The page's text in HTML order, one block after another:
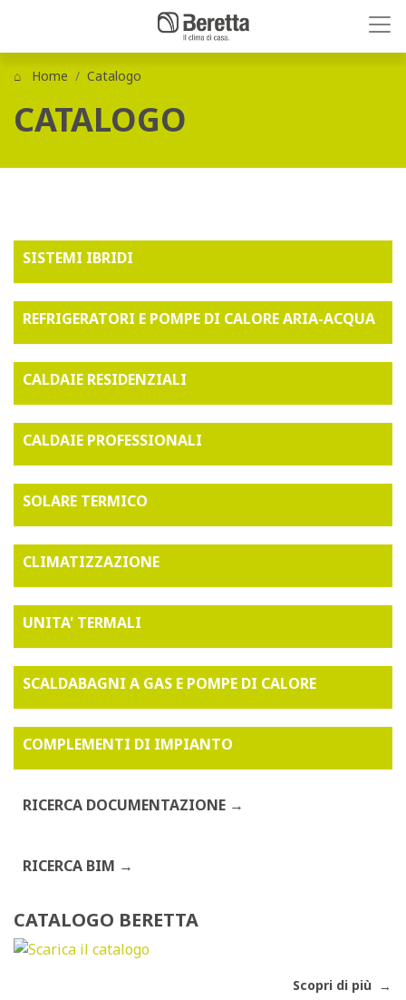
Home Catalogo
CATALOGO
SISTEMI IBRIDI
REFRIGERATORI E POMPE DI CALORE ARIA-ACQUA
CALDAIE RESIDENZIALI
CALDAIE PROFESSIONALI
SOLARE TERMICO
CLIMATIZZAZIONE
UNITA' TERMALI
SCALDABAGNI A GAS E POMPE DI CALORE
COMPLEMENTI DI IMPIANTO
RICERCA DOCUMENTAZIONE
RICERCA BIM
CATALOGO BERETTA
Scopri di più